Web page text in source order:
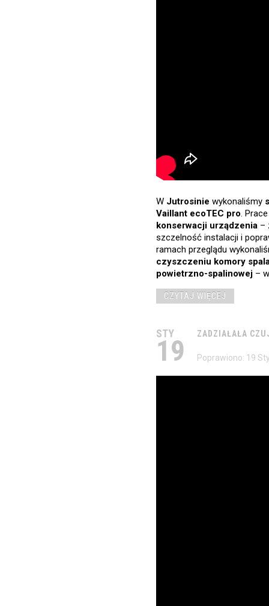
W Jutrosinie wykonaliśmy
Vaillant ecoTEC pro.
konserwacji urządzenia–
szczelność instalacji i
ramach przeglądu
czyszczeniu komory
powietrzno-spalinowej–
CZYTAJ WIĘCEJ
STY
19 ZADZIAŁAŁA
Poprawiono: 19